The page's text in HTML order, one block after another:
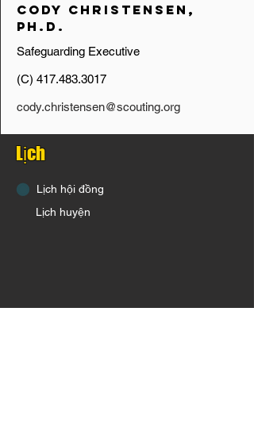
Cody Christensen,
Ph.D.
Safeguarding Executive
(C) 417.483.3017
cody.christensen@scouting.org
Lịch
Lịch hội đồng
Lịch huyện